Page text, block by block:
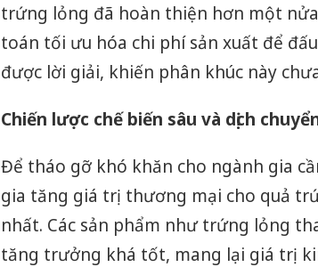
trứng lỏng đã hoàn thiện hơn một
toán tối ưu hóa chi phí sản xuất để
được lời giải, khiến phân khúc này
Chiến lược chế biến sâu và dịch
Để tháo gỡ khó khăn cho ngành gia
gia tăng giá trị thương mại cho quả
nhất. Các sản phẩm như trứng lỏng
tăng trưởng khá tốt, mang lại giá trị